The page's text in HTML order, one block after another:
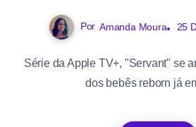
Por Amanda Moura 25
Série da Apple TV+, "Servant" se
dos bebês reborn já